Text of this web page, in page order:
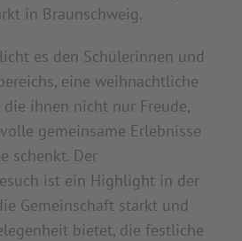
in Braunschweig.
es den Schülerinnen und
eine weihnachtliche
die ihnen nicht nur Freude,
gemeinsame Erlebnisse
schenkt. Der
ist ein Highlight in der
Gemeinschaft stärkt und
bietet, die festliche